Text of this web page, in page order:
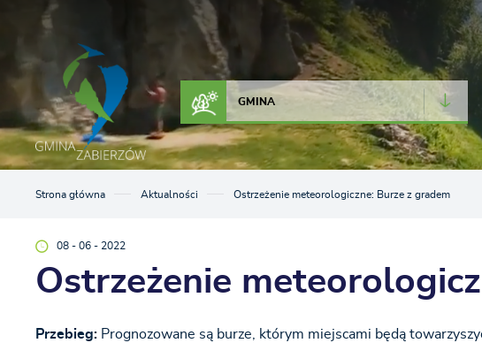
Przejdź do menu.
Przejdź do wyszukiwarki.
Przejdź do treści.
Przejdź do ustawień wielkości czcionki.
Włącz wersję kontrastową strony.
GMINA
Strona główna Aktualności Ostrzeżenie meteorologiczne: Burze z gradem
08 - 06 - 2022
Ostrzeżenie
Przebieg:Prognozowane są burze, którym miejscami będą